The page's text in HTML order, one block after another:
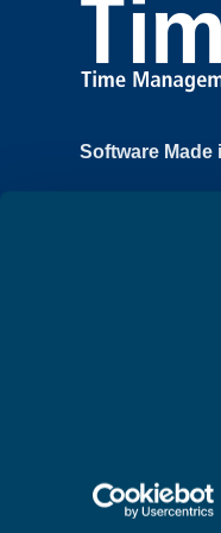
Software Made
61250